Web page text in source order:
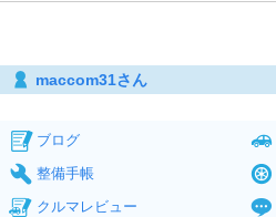
maccom31さん
ブログ
整備手帳
クルマレビュー